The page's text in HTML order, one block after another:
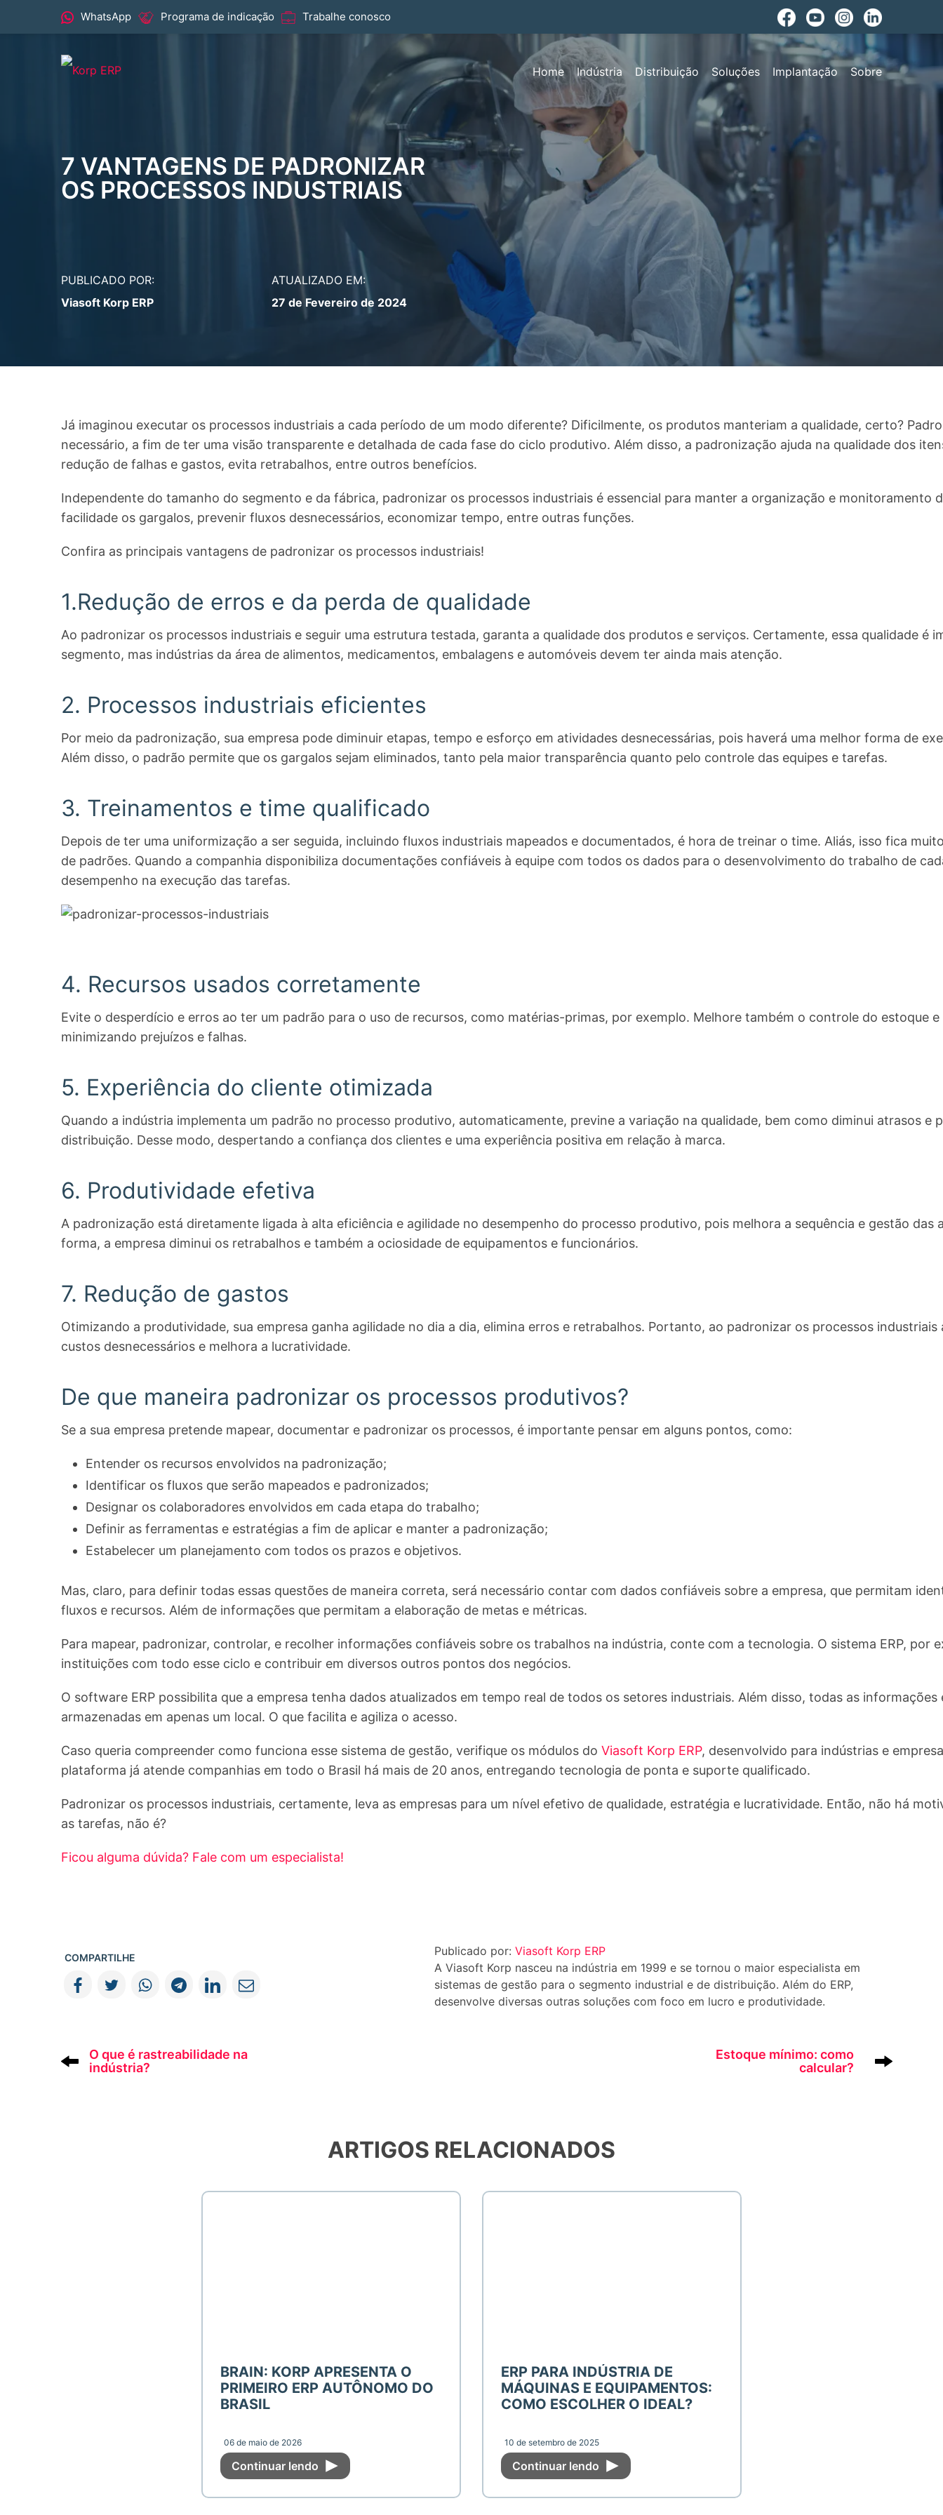
WhatsApp Programa de indicação Trabalhe conosco
Home Indústria Distribuição Soluções Implantação Sobre
7 VANTAGENS DE PADRONIZAR
OS PROCESSOS INDUSTRIAIS
PUBLICADO POR:
Viasoft Korp ERP
ATUALIZADO EM:
27 de Fevereiro de 2024
Já imaginou executar os processos industriais a cada período de um modo diferente? Dificilmente, os produtos manteriam a qualidade, certo?
necessário, a fim de ter uma visão transparente e detalhada de cada fase do ciclo produtivo. Além disso, a padronização ajuda na qualidade dos
redução de falhas e gastos, evita retrabalhos, entre outros benefícios.
Independente do tamanho do segmento e da fábrica, padronizar os processos industriais é essencial para manter a organização e monitoramento
facilidade os gargalos, prevenir fluxos desnecessários, economizar tempo, entre outras funções.
Confira as principais vantagens de padronizar os processos industriais!
1.Redução de erros e da perda de qualidade
Ao padronizar os processos industriais e seguir uma estrutura testada, garanta a qualidade dos produtos e serviços. Certamente, essa qualidade é
segmento, mas indústrias da área de alimentos, medicamentos, embalagens e automóveis devem ter ainda mais atenção.
2. Processos industriais eficientes
Por meio da padronização, sua empresa pode diminuir etapas, tempo e esforço em atividades desnecessárias, pois haverá uma melhor forma de
Além disso, o padrão permite que os gargalos sejam eliminados, tanto pela maior transparência quanto pelo controle das equipes e tarefas.
3. Treinamentos e time qualificado
Depois de ter uma uniformização a ser seguida, incluindo fluxos industriais mapeados e documentados, é hora de treinar o time. Aliás, isso fica
de padrões. Quando a companhia disponibiliza documentações confiáveis à equipe com todos os dados para o desenvolvimento do trabalho de
desempenho na execução das tarefas.
4. Recursos usados corretamente
Evite o desperdício e erros ao ter um padrão para o uso de recursos, como matérias-primas, por exemplo. Melhore também o controle do estoque
minimizando prejuízos e falhas.
5. Experiência do cliente otimizada
Quando a indústria implementa um padrão no processo produtivo, automaticamente, previne a variação na qualidade, bem como diminui atrasos e
distribuição. Desse modo, despertando a confiança dos clientes e uma experiência positiva em relação à marca.
6. Produtividade efetiva
A padronização está diretamente ligada à alta eficiência e agilidade no desempenho do processo produtivo, pois melhora a sequência e gestão das
forma, a empresa diminui os retrabalhos e também a ociosidade de equipamentos e funcionários.
7. Redução de gastos
Otimizando a produtividade, sua empresa ganha agilidade no dia a dia, elimina erros e retrabalhos. Portanto, ao padronizar os processos industriais
custos desnecessários e melhora a lucratividade.
De que maneira padronizar os processos produtivos?
Se a sua empresa pretende mapear, documentar e padronizar os processos, é importante pensar em alguns pontos, como:
Entender os recursos envolvidos na padronização;
Identificar os fluxos que serão mapeados e padronizados;
Designar os colaboradores envolvidos em cada etapa do trabalho;
Definir as ferramentas e estratégias a fim de aplicar e manter a padronização;
Estabelecer um planejamento com todos os prazos e objetivos.
Mas, claro, para definir todas essas questões de maneira correta, será necessário contar com dados confiáveis sobre a empresa, que permitam
fluxos e recursos. Além de informações que permitam a elaboração de metas e métricas.
Para mapear, padronizar, controlar, e recolher informações confiáveis sobre os trabalhos na indústria, conte com a tecnologia. O sistema ERP, por
instituições com todo esse ciclo e contribuir em diversos outros pontos dos negócios.
O software ERP possibilita que a empresa tenha dados atualizados em tempo real de todos os setores industriais. Além disso, todas as
armazenadas em apenas um local. O que facilita e agiliza o acesso.
Caso queria compreender como funciona esse sistema de gestão, verifique os módulos do Viasoft Korp ERP, desenvolvido para indústrias e
plataforma já atende companhias em todo o Brasil há mais de 20 anos, entregando tecnologia de ponta e suporte qualificado.
Padronizar os processos industriais, certamente, leva as empresas para um nível efetivo de qualidade, estratégia e lucratividade. Então, não há
as tarefas, não é?
Ficou alguma dúvida? Fale com um especialista!
COMPARTILHE Publicado por: Viasoft Korp ERP
A Viasoft Korp nasceu na indústria em 1999 e se tornou o maior especialista em
sistemas de gestão para o segmento industrial e de distribuição. Além do ERP,
desenvolve diversas outras soluções com foco em lucro e produtividade.
O que é rastreabilidade na
indústria?
Estoque mínimo: como
calcular?
ARTIGOS RELACIONADOS
BRAIN: KORP APRESENTA O
PRIMEIRO ERP AUTÔNOMO DO
BRASIL
06 de maio de 2026
Continuar lendo
ERP PARA INDÚSTRIA DE
MÁQUINAS E EQUIPAMENTOS:
COMO ESCOLHER O IDEAL?
10 de setembro de 2025
Continuar lendo